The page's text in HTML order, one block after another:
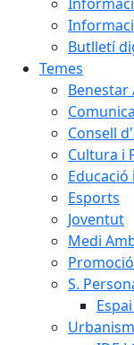
Butlletí
Temes
Benestar
Consell
Cultura i
Esports
Joventut
Medi
S.